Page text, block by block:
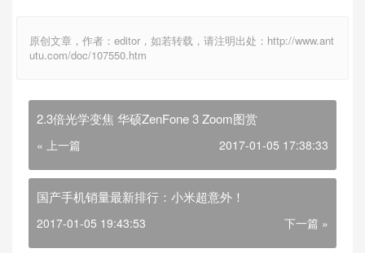
原创文章，作者：editor，如若转载，请注明出处：http://www.ant
utu.com/doc/107550.htm
2.3倍光学变焦 华硕ZenFone 3 Zoom图赏
« 上一篇 2017-01-05 17:38:33
国产手机销量最新排行：小米超意外！
2017-01-05 19:43:53 下一篇 »